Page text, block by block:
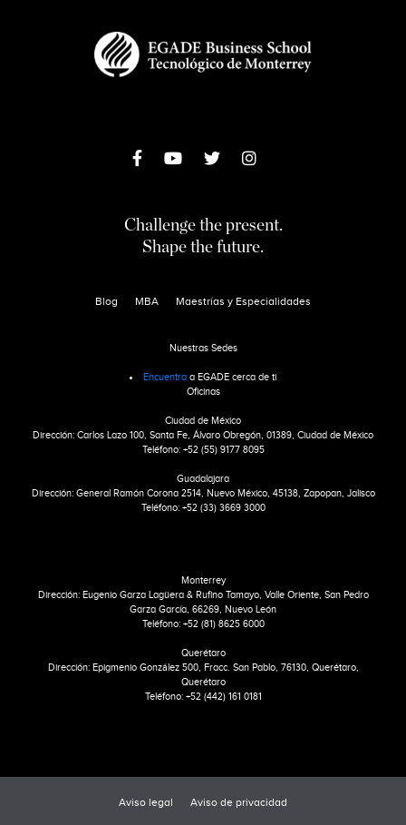
Challenge the present.
Shape the future.
Blog MBA Maestrías y Especialidades
Nuestras Sedes
Encuentra a EGADE cerca de ti
Oficinas
Ciudad de México
Dirección: Carlos Lazo 100, Santa Fe, Álvaro Obregón, 01389, Ciudad de México
Teléfono: +52 (55) 9177 8095
Guadalajara
Dirección: General Ramón Corona 2514, Nuevo México, 45138, Zapopan, Jalisco
Teléfono: +52 (33) 3669 3000
Monterrey
Dirección: Eugenio Garza Lagüera & Rufino Tamayo, Valle Oriente, San Pedro
Garza García, 66269, Nuevo León
Teléfono: +52 (81) 8625 6000
Querétaro
Dirección: Epigmenio González 500, Fracc. San Pablo, 76130, Querétaro,
Querétaro
Teléfono: +52 (442) 161 0181
Aviso legal Aviso de privacidad